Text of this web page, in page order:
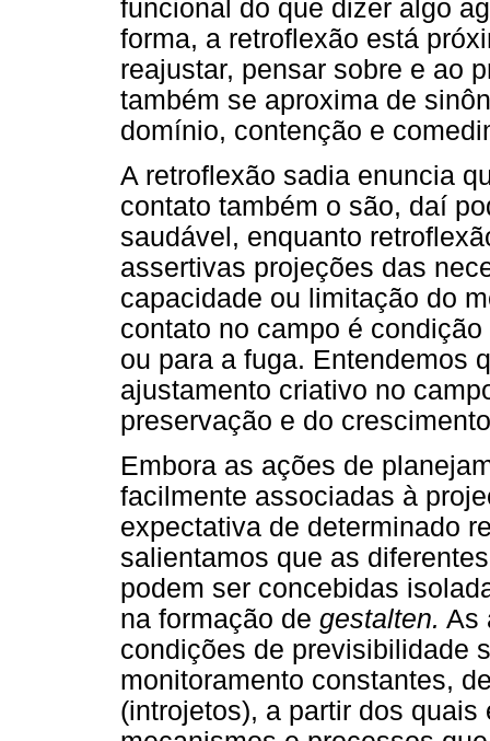
funcional do que dizer algo
forma, a retroflexão está
reajustar, pensar sobre e ao
também se aproxima de
domínio, contenção e
A retroflexão sadia enuncia
contato também o são, daí
saudável, enquanto
assertivas projeções das
capacidade ou limitação do
contato no campo é
ou para a fuga. Entendemos
ajustamento criativo no
preservação e do
Embora as ações de
facilmente associadas à
expectativa de determinado
salientamos que as
podem ser concebidas
na formação de gestalten. As
condições de previsibilidade
monitoramento constantes,
(introjetos), a partir dos